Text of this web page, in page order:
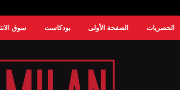
الحصريات الصفحة الأولى بودكاست سوق